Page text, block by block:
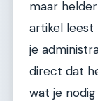
maar
artikel leest
je
direct dat
wat je